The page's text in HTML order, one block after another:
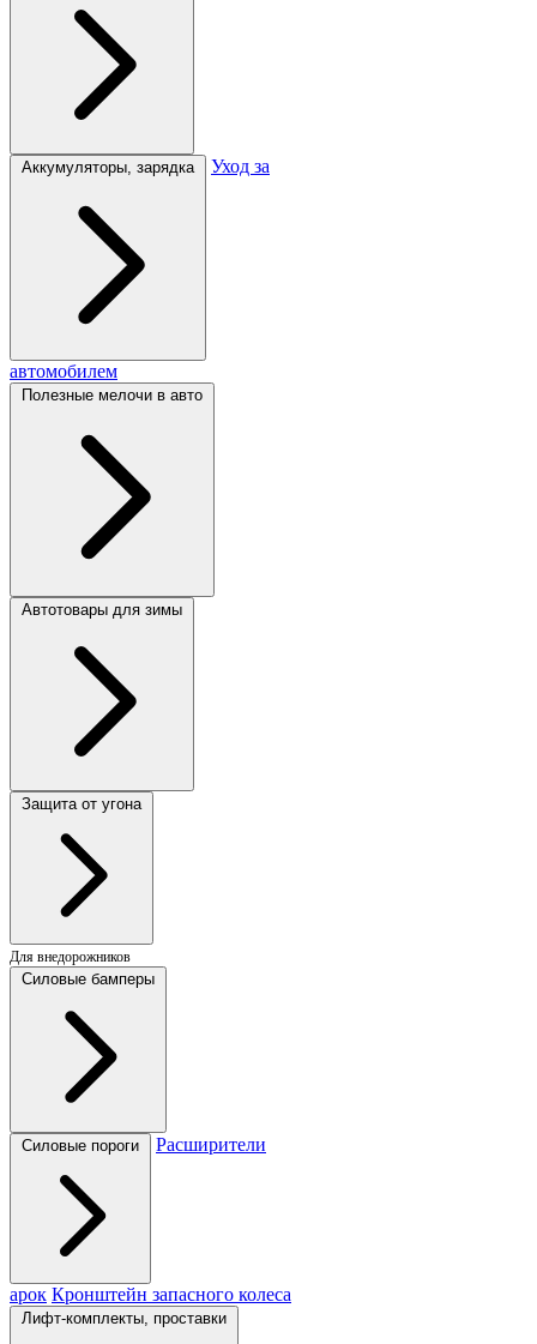
Аккумуляторы, зарядка Уход за
автомобилем
Полезные мелочи в авто
Автотовары для зимы
Защита от угона
Для внедорожников
Силовые бамперы
Силовые пороги Расширители
арок Кронштейн запасного колеса
Лифт-комплекты, проставки